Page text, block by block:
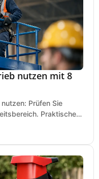
nutzen mit 8
Prüfen Sie
Praktische